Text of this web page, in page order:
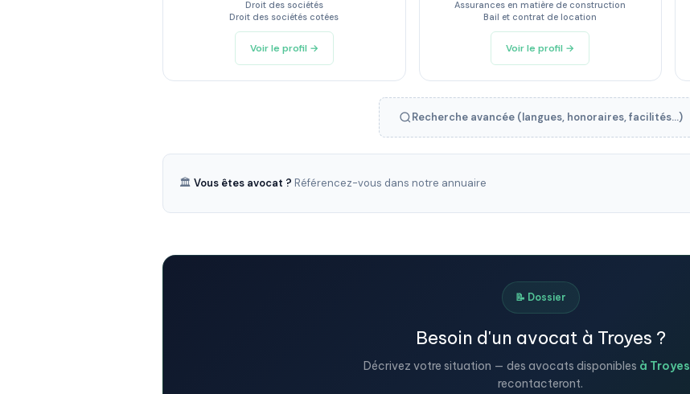
Droit des sociétés
Droit des sociétés cotées
Voir le profil →
Assurances en matière de construction
Bail et contrat de location
Voir le profil →
Recherche avancée (langues, honoraires, facilités...)
🏛️ Vous êtes avocat ? Référencez-vous dans notre annuaire
📝 Dossier
Besoin d'un avocat à Troyes ?
Décrivez votre situation — des avocats disponibles à Troyes
recontacteront.